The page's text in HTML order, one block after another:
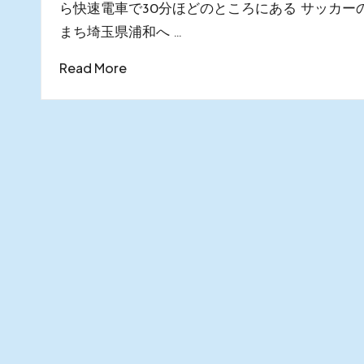
ら快速電車で30分ほどのところにある サッカー
まち埼玉県浦和へ …
Read More